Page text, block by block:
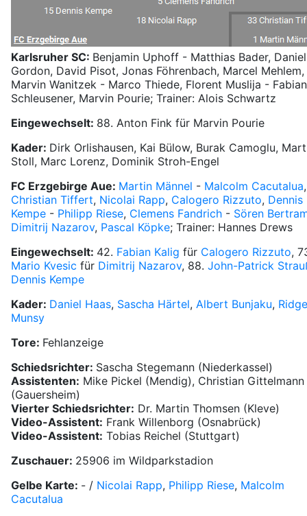
Karlsruher SC: Benjamin Uphoff - Matthias Bader, Daniel
Gordon, David Pisot, Jonas Föhrenbach, Marcel Mehlem,
Marvin Wanitzek - Marco Thiede, Florent Muslija - Fabian
Schleusener, Marvin Pourie; Trainer: Alois Schwartz
Eingewechselt: 88. Anton Fink für Marvin Pourie
Kader: Dirk Orlishausen, Kai Bülow, Burak Camoglu,
Stoll, Marc Lorenz, Dominik Stroh-Engel
FC Erzgebirge Aue: Martin Männel - Malcolm Cacutalua,
Christian Tiffert, Nicolai Rapp, Calogero Rizzuto, Dennis
Kempe - Philipp Riese, Clemens Fandrich - Sören
Dimitrij Nazarov, Pascal Köpke; Trainer: Hannes Drews
Eingewechselt: 42. Fabian Kalig für Calogero Rizzuto,
Mario Kvesic für Dimitrij Nazarov, 88. John-Patrick
Dennis Kempe
Kader: Daniel Haas, Sascha Härtel, Albert Bunjaku, Ridge
Munsy
Tore: Fehlanzeige
Schiedsrichter: Sascha Stegemann (Niederkassel)
Assistenten: Mike Pickel (Mendig), Christian Gittelmann
(Gauersheim)
Vierter Schiedsrichter: Dr. Martin Thomsen (Kleve)
Video-Assistent: Frank Willenborg (Osnabrück)
Video-Assistent: Tobias Reichel (Stuttgart)
Zuschauer: 25906 im Wildparkstadion
Gelbe Karte: - / Nicolai Rapp, Philipp Riese, Malcolm
Cacutalua